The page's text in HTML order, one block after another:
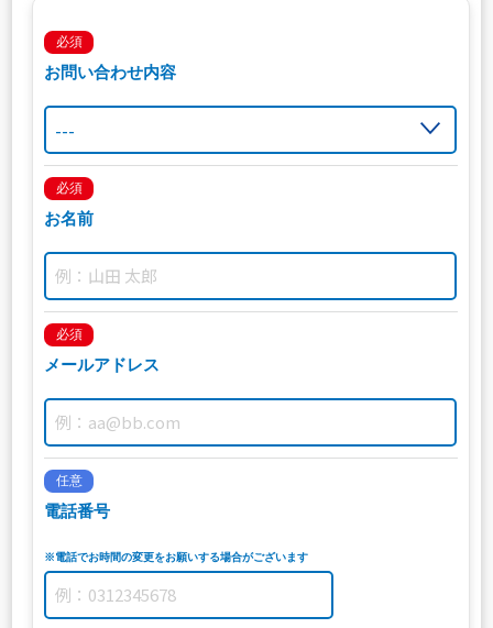
必須
お問い合わせ内容
必須
お名前
必須
メールアドレス
任意
電話番号
※電話でお時間の変更をお願いする場合がございます